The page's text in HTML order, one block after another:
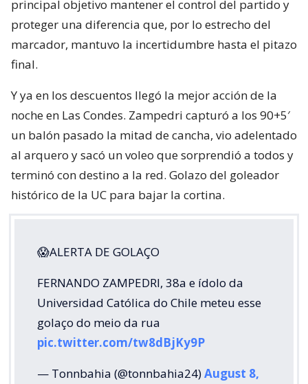
principal objetivo mantener el control del partido y
proteger una diferencia que, por lo estrecho del
marcador, mantuvo la incertidumbre hasta el pitazo
final.
Y ya en los descuentos llegó la mejor acción de la
noche en Las Condes. Zampedri capturó a los 90+5′
un balón pasado la mitad de cancha, vio adelentado
al arquero y sacó un voleo que sorprendió a todos y
terminó con destino a la red. Golazo del goleador
histórico de la UC para bajar la cortina.
😱ALERTA DE GOLAÇO
FERNANDO ZAMPEDRI, 38a e ídolo da
Universidad Católica do Chile meteu esse
golaço do meio da rua
pic.twitter.com/tw8dBjKy9P
— Tonnbahia (@tonnbahia24)August 8,